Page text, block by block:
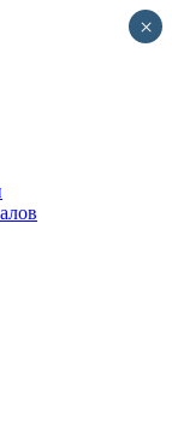
×